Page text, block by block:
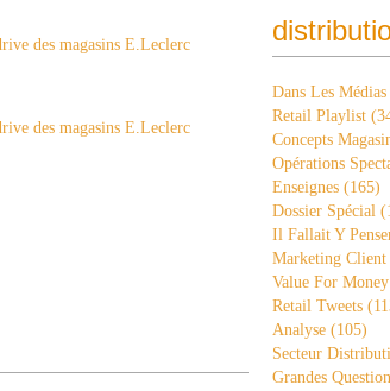
Dans Les Médias
Retail Playlist
Concepts
Opérations
Enseignes (165)
Dossier Spécial
Il Fallait Y
Marketing Client
Value For Money
Retail Tweets
Analyse (105)
Secteur
Grandes